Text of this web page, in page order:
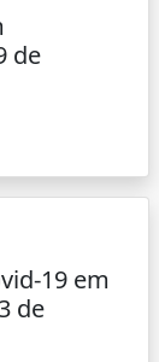
de
19 em
de